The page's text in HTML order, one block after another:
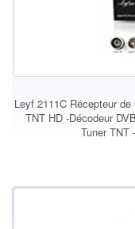
Leyf 2111C Récepteur
TNT HD -Décodeur
Tuner TNT